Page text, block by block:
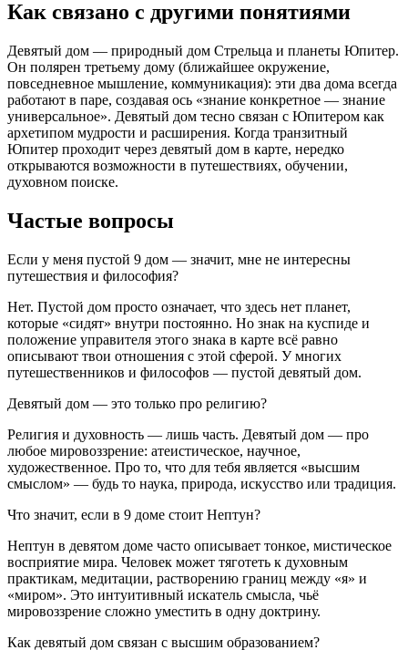
Как связано с другими понятиями
Девятый дом — природный дом Стрельца и планеты Юпитер.
Он полярен третьему дому (ближайшее окружение,
повседневное мышление, коммуникация): эти два дома всегда
работают в паре, создавая ось «знание конкретное — знание
универсальное». Девятый дом тесно связан с Юпитером как
архетипом мудрости и расширения. Когда транзитный
Юпитер проходит через девятый дом в карте, нередко
открываются возможности в путешествиях, обучении,
духовном поиске.
Частые вопросы
Если у меня пустой 9 дом — значит, мне не интересны
путешествия и философия?
Нет. Пустой дом просто означает, что здесь нет планет,
которые «сидят» внутри постоянно. Но знак на куспиде и
положение управителя этого знака в карте всё равно
описывают твои отношения с этой сферой. У многих
путешественников и философов — пустой девятый дом.
Девятый дом — это только про религию?
Религия и духовность — лишь часть. Девятый дом — про
любое мировоззрение: атеистическое, научное,
художественное. Про то, что для тебя является «высшим
смыслом» — будь то наука, природа, искусство или традиция.
Что значит, если в 9 доме стоит Нептун?
Нептун в девятом доме часто описывает тонкое, мистическое
восприятие мира. Человек может тяготеть к духовным
практикам, медитации, растворению границ между «я» и
«миром». Это интуитивный искатель смысла, чьё
мировоззрение сложно уместить в одну доктрину.
Как девятый дом связан с высшим образованием?